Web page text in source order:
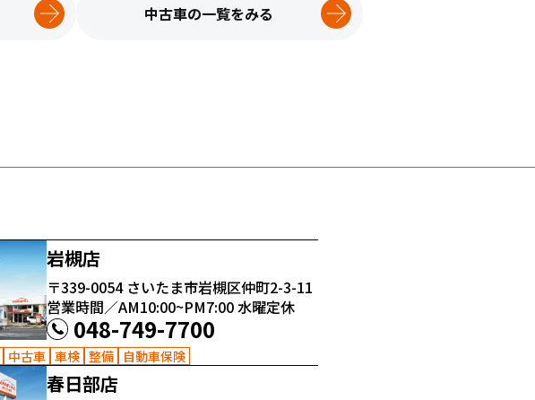
中古車の一覧をみる
岩槻店
〒339-0054 さいたま市岩槻区仲町2-3-11
営業時間／AM10:00~PM7:00水曜定休
048-749-7700
中古車 車検 整備 自動車保険
春日部店